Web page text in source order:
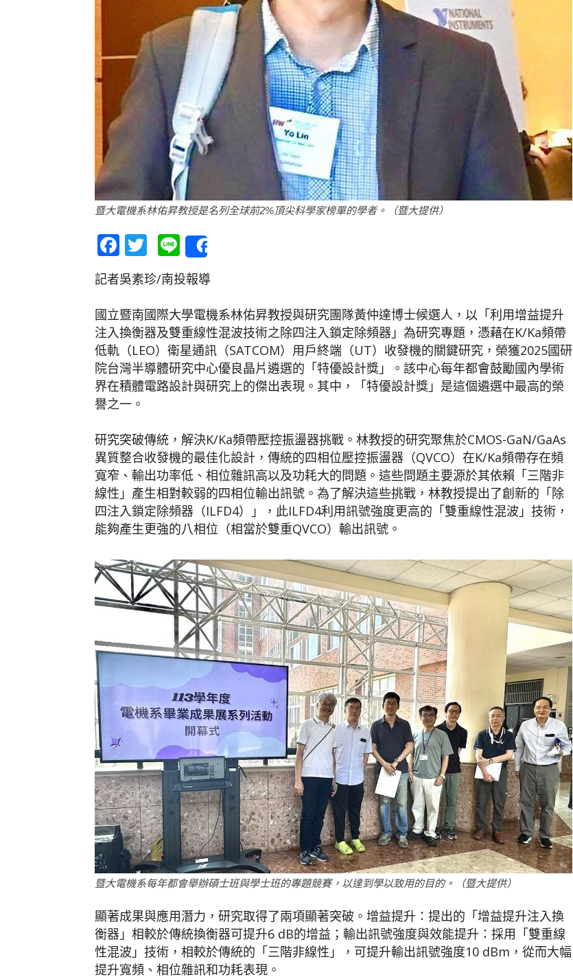
暨大電機系林佑昇教授是名列全球前2%頂尖科學家榜單的學者。（暨大提供）
Facebook
Twitter
Line
記者吳素珍/南投報導
國立暨南國際大學電機系林佑昇教授與研究團隊黃仲達博士候選人，以「利用增益提升
注入換衡器及雙重線性混波技術之除四注入鎖定除頻器」為研究專題，憑藉在K/Ka頻帶
低軌（LEO）衛星通訊（SATCOM）用戶終端（UT）收發機的關鍵研究，榮獲2025國研
院台灣半導體研究中心優良晶片遴選的「特優設計獎」。該中心每年都會鼓勵國內學術
界在積體電路設計與研究上的傑出表現。其中，「特優設計獎」是這個遴選中最高的榮
譽之一。
研究突破傳統，解決K/Ka頻帶壓控振盪器挑戰。林教授的研究聚焦於CMOS-GaN/GaAs
異質整合收發機的最佳化設計，傳統的四相位壓控振盪器（QVCO）在K/Ka頻帶存在頻
寬窄、輸出功率低、相位雜訊高以及功耗大的問題。這些問題主要源於其依賴「三階非
線性」產生相對較弱的四相位輸出訊號。為了解決這些挑戰，林教授提出了創新的「除
四注入鎖定除頻器（ILFD4）」，此ILFD4利用訊號強度更高的「雙重線性混波」技術，
能夠產生更強的八相位（相當於雙重QVCO）輸出訊號。
暨大電機系每年都會舉辦碩士班與學士班的專題競賽，以達到學以致用的目的。（暨大提供）
顯著成果與應用潛力，研究取得了兩項顯著突破。增益提升：提出的「增益提升注入換
衡器」相較於傳統換衡器可提升6 dB的增益；輸出訊號強度與效能提升：採用「雙重線
性混波」技術，相較於傳統的「三階非線性」，可提升輸出訊號強度10 dBm，從而大幅
提升寬頻、相位雜訊和功耗表現。